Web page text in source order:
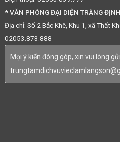
* VĂN PHÒNG ĐẠI DIỆN TRÀNG ĐỊNH
Địa chỉ: Số 2 Bắc Khê, Khu 1, xã Thất
02053.873.888
Mọi ý kiến đóng góp, xin vui lòng